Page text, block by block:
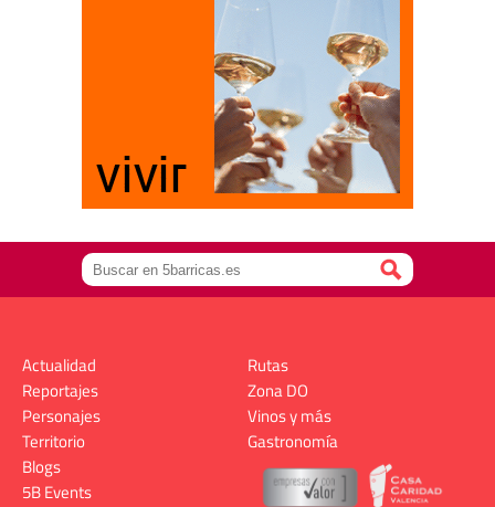
Actualidad
Reportajes
Personajes
Territorio
Rutas
Zona DO
Vinos y más
Gastronomía
Blogs
5B Events